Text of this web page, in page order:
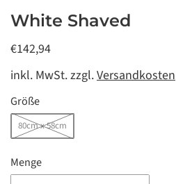
White Shaved
€142,94
inkl. MwSt. zzgl.Versandkosten
Größe
80cm x 58cm
Menge